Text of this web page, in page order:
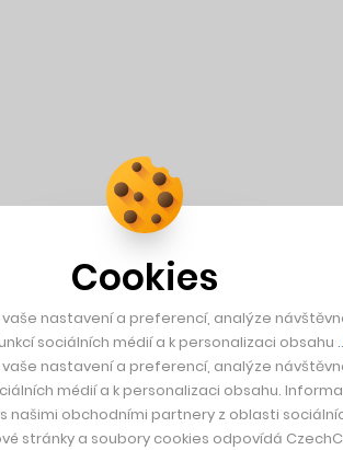
Cookies
nastavení a preferencí, analýze
sociálních médií a k personalizaci obsahu
nastavení a preferencí, analýze
médií a k personalizaci obsahu.
našimi obchodními partnery z oblasti
stránky a soubory cookies odpovídá